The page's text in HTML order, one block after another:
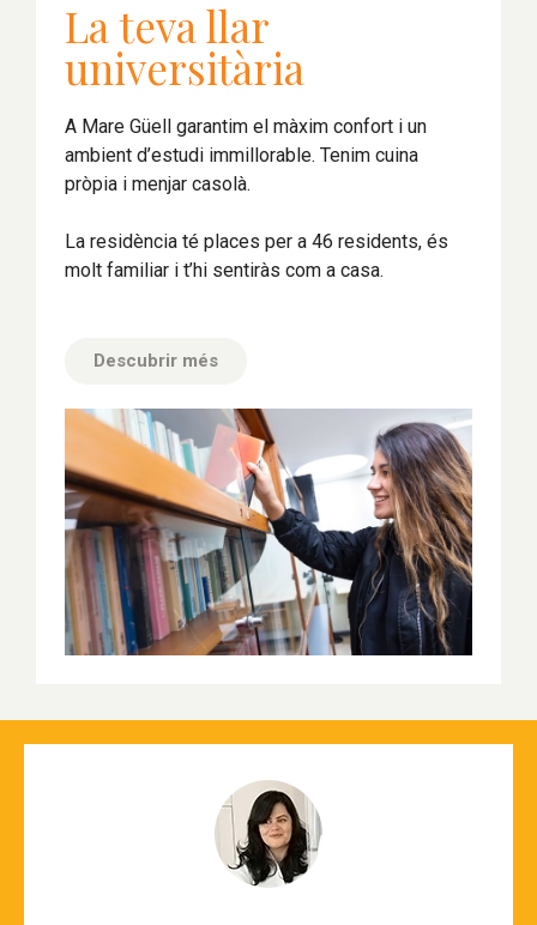
La teva llar
universitària
A Mare Güell garantim el màxim confort i un
ambient d’estudi immillorable. Tenim cuina
pròpia i menjar casolà.
La residència té places per a 46 residents, és
molt familiar i t’hi sentiràs com a casa.
Descubrir més